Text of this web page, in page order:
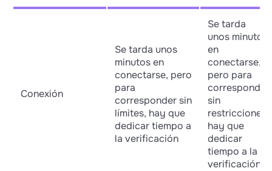
Conexión
Se tarda unos
minutos en
conectarse, pero
para
corresponder sin
límites, hay que
dedicar tiempo a
la verificación
Se tarda
unos minutos
en
conectarse,
pero para
corresponder
sin
restricciones
hay que
dedicar
tiempo a la
verificación